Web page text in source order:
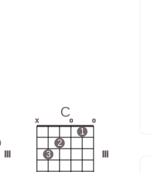
C
x
3
2
o
1
o